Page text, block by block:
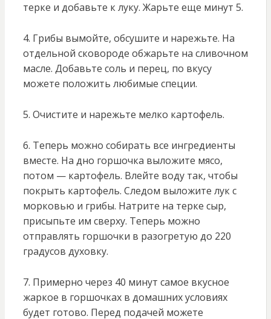
терке и добавьте к луку. Жарьте еще минут 5.
4. Грибы вымойте, обсушите и нарежьте. На
отдельной сковороде обжарьте на сливочном
масле. Добавьте соль и перец, по вкусу
можете положить любимые специи.
5. Очистите и нарежьте мелко картофель.
6. Теперь можно собирать все ингредиенты
вместе. На дно горшочка выложите мясо,
потом — картофель. Влейте воду так, чтобы
покрыть картофель. Следом выложите лук с
морковью и грибы. Натрите на терке сыр,
присыпьте им сверху. Теперь можно
отправлять горшочки в разогретую до 220
градусов духовку.
7. Примерно через 40 минут самое вкусное
жаркое в горшочках в домашних условиях
будет готово. Перед подачей можете